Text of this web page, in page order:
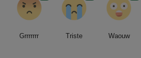
Grrrrrrr Triste Waouw